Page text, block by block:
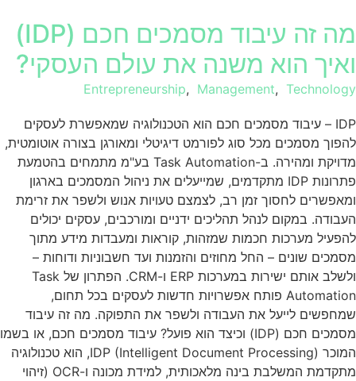
מה זה עיבוד מסמכים חכם (IDP)
ואיך הוא משנה את עולם העסקי?
Entrepreneurship, Management, Technology
IDP – עיבוד מסמכים חכם הוא הטכנולוגיה שמאפשרת לעסקים
להפוך מסמכים מכל סוג לפורמט דיגיטלי ומאורגן בצורה אוטומטית,
מדויקת ומהירה. ב-Task Automation בע"מ מתמחים בהטמעת
פתרונות IDP מתקדמים, שמייעלים את ניהול המסמכים בארגון
ומאפשרים לחסוך זמן רב, לצמצם טעויות אנוש ולשפר את זרימת
העבודה. במקום לנהל תהליכים ידניים ומורכבים, עסקים יכולים
להפעיל מערכות חכמות שמזהות, קוראות ומעבדות מידע מתוך
מסמכים שונים – החל מחוזים והזמנות ועד חשבוניות ודוחות –
ולשלב אותם ישירות במערכות ERP ו-CRM. הפתרון של Task
Automation פותח אפשרויות חדשות לעסקים בכל תחום,
שמחפשים לייעל את העבודה ולשפר את התפוקה. מה זה עיבוד
מסמכים חכם (IDP) וכיצד הוא פועל? עיבוד מסמכים חכם, או בשמו
המוכר IDP (Intelligent Document Processing), הוא טכנולוגיה
מתקדמת המשלבת בינה מלאכותית, למידת מכונה ו-OCR (זיהוי